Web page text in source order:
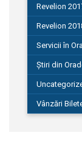
Revelion
Revelion
Servicii în
Știri din
Vânzări